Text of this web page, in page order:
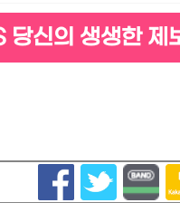
신의 생생한 제